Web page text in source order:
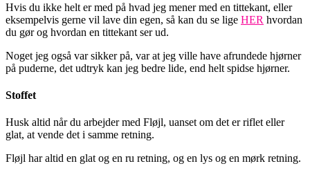
Hvis du ikke helt er med på hvad jeg mener med en tittekant, eller
eksempelvis gerne vil lave din egen, så kan du se lige HER hvordan
du gør og hvordan en tittekant ser ud.
Noget jeg også var sikker på, var at jeg ville have afrundede hjørner
på puderne, det udtryk kan jeg bedre lide, end helt spidse hjørner.
Stoffet
Husk altid når du arbejder med Fløjl, uanset om det er riflet eller
glat, at vende det i samme retning.
Fløjl har altid en glat og en ru retning, og en lys og en mørk retning.